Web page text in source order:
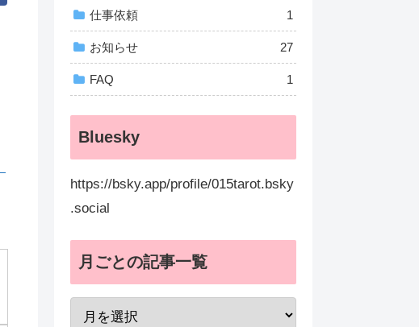
仕事依頼 1
お知らせ 27
FAQ 1
Bluesky
https://bsky.app/profile/015tarot.bsky
.social
月ごとの記事一覧